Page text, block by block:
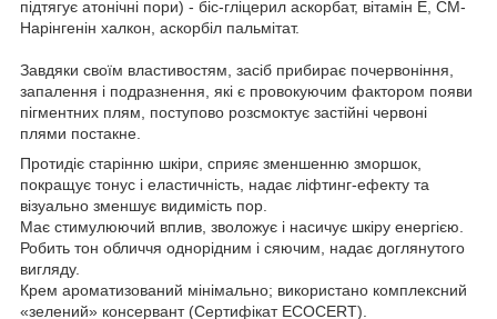
підтягує атонічні пори) - біс-гліцерил аскорбат, вітамін Е, СМ-
Нарінгенін халкон, аскорбіл пальмітат.
Завдяки своїм властивостям, засіб прибирає почервоніння,
запалення і подразнення, які є провокуючим фактором появи
пігментних плям, поступово розсмоктує застійні червоні
плями постакне.
Протидіє старінню шкіри, сприяє зменшенню зморшок,
покращує тонус і еластичність, надає ліфтинг-ефекту та
візуально зменшує видимість пор.
Має стимулюючий вплив, зволожує і насичує шкіру енергією.
Робить тон обличчя однорідним і сяючим, надає доглянутого
вигляду.
Крем ароматизований мінімально; використано комплексний
«зелений» консервант (Сертифікат ECOCERT).